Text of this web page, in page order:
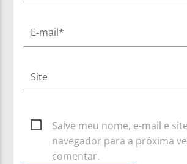
Salve meu nome, e-mail e
navegador para a próxima
comentar.